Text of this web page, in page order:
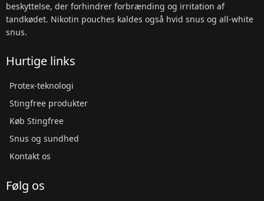
beskyttelse, der forhindrer forbrænding og irritation af
tandkødet. Nikotin pouches kaldes også hvid snus og all-white
snus.
Hurtige links
Protex-teknologi
Stingfree produkter
Køb Stingfree
Snus og sundhed
Kontakt os
Følg os